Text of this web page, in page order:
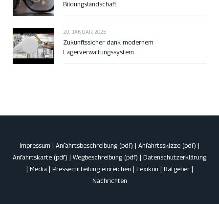
Bildungslandschaft
20. JANUAR 2025
Zukunftssicher dank modernem
Lagerverwaltungssystem
Impressum | Anfahrtsbeschreibung (pdf) | Anfahrtsskizze (pdf) |
Anfahrtskarte (pdf) | Wegbeschreibung (pdf) | Datenschutzerklärung
| Media| Pressemitteilung einreichen | Lexikon | Ratgeber|
Nachrichten